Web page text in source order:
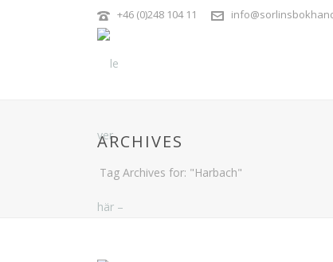
+46 (0)248 104 11
ARCHIVES
Tag Archives for: "Harbach"